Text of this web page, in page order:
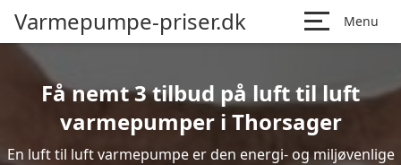
Varmepumpe-priser.dk Menu
Få nemt 3 tilbud på luft til luft
varmepumper i Thorsager
En luft til luft varmepumpe er den energi- og miljøvenlige